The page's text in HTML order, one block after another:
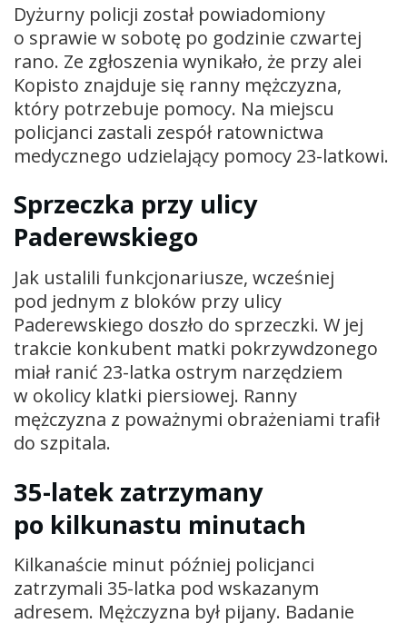
Dyżurny policji został powiadomiony
o sprawie w sobotę po godzinie czwartej
rano. Ze zgłoszenia wynikało, że przy alei
Kopisto znajduje się ranny mężczyzna,
który potrzebuje pomocy. Na miejscu
policjanci zastali zespół ratownictwa
medycznego udzielający pomocy 23-latkowi.
Sprzeczka przy ulicy
Paderewskiego
Jak ustalili funkcjonariusze, wcześniej
pod jednym z bloków przy ulicy
Paderewskiego doszło do sprzeczki. W jej
trakcie konkubent matki pokrzywdzonego
miał ranić 23-latka ostrym narzędziem
w okolicy klatki piersiowej. Ranny
mężczyzna z poważnymi obrażeniami trafił
do szpitala.
35-latek zatrzymany
po kilkunastu minutach
Kilkanaście minut później policjanci
zatrzymali 35-latka pod wskazanym
adresem. Mężczyzna był pijany. Badanie